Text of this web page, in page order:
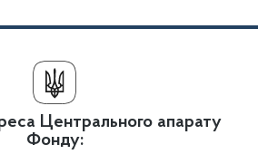
Центрального апарату
Фонду: